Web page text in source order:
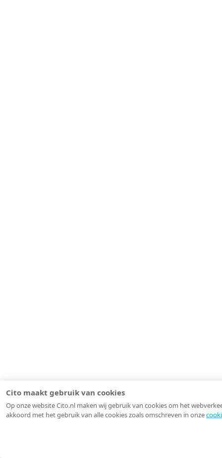
Cito maakt gebruik van cookies
Op onze website Cito.nl maken wij gebruik van cookies om het
akkoord met het gebruik van alle cookies zoals omschreven in onze